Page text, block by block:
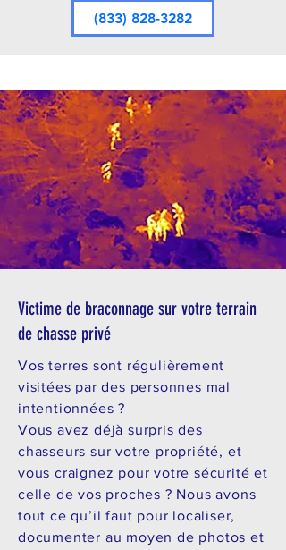
(833) 828-3282
Victime de braconnage sur votre terrain
de chasse privé
Vos terres sont régulièrement
visitées par des personnes mal
intentionnées ?​
Vous avez déjà surpris des
chasseurs sur votre propriété, et
vous craignez pour votre sécurité et
celle de vos proches ? ​Nous avons
tout ce qu’il faut pour localiser,
documenter au moyen de photos et